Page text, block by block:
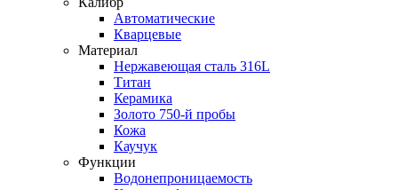
Автоматические
Кварцевые
Материал
Нержавеющая сталь 316L
Титан
Керамика
Золото 750-й пробы
Кожа
Каучук
Функции
Водонепроницаемость